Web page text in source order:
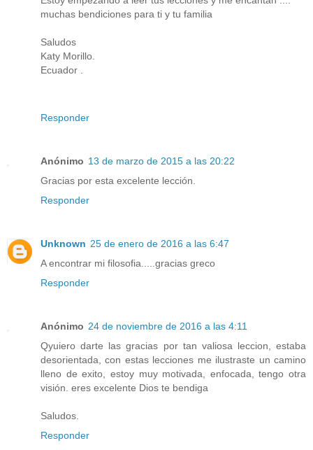
muchas bendiciones para ti y tu familia
Saludos
Katy Morillo.
Ecuador .
Responder
Anónimo 13 de marzo de 2015 a las 20:22
Gracias por esta excelente lección.
Responder
Unknown 25 de enero de 2016 a las 6:47
A encontrar mi filosofia.....gracias greco
Responder
Anónimo 24 de noviembre de 2016 a las 4:11
Qyuiero darte las gracias por tan valiosa leccion, estaba
desorientada, con estas lecciones me ilustraste un camino
lleno de exito, estoy muy motivada, enfocada, tengo otra
visión. eres excelente Dios te bendiga
Saludos.
Responder